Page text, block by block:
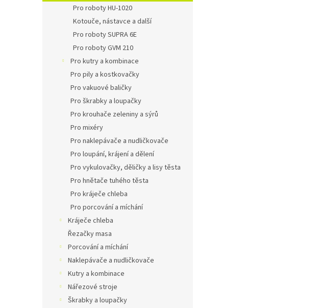
n
Pro roboty HU-1020
Kotouče, nástavce a další
Pro roboty SUPRA 6E
Pro roboty GVM 210
Pro kutry a kombinace
Pro pily a kostkovačky
Pro vakuové baličky
Pro škrabky a loupačky
Pro krouhače zeleniny a sýrů
Pro mixéry
Pro naklepávače a nudličkovače
Pro loupání, krájení a dělení
Pro vykulovačky, děličky a lisy těsta
Pro hnětače tuhého těsta
Pro kráječe chleba
Pro porcování a míchání
Kráječe chleba
Řezačky masa
Porcování a míchání
Naklepávače a nudličkovače
Kutry a kombinace
Nářezové stroje
Škrabky a loupačky